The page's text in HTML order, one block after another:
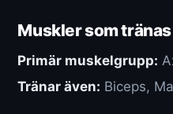
Muskler som tränas
Primär muskelgrupp:
Tränar även: Biceps,